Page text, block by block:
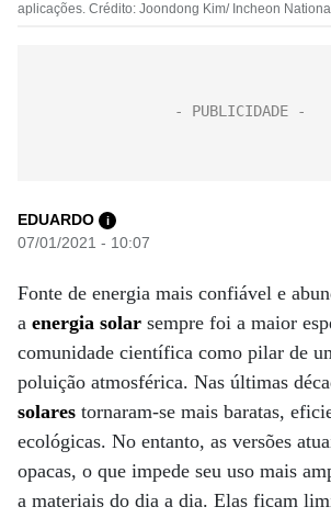
aplicações. Crédito: Joondong Kim/ Incheon
EDUARDO i
07/01/2021 - 10:07
Fonte de energia mais confiável e
a energia solar sempre foi a maior
comunidade científica como pilar de
poluição atmosférica. Nas últimas
solares tornaram-se mais baratas,
ecológicas. No entanto, as versões
opacas, o que impede seu uso mais
a materiais do dia a dia. Elas ficam